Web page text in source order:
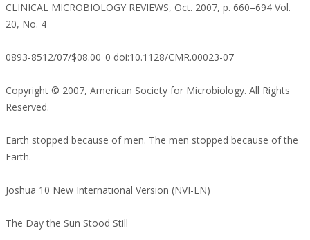
CLINICAL MICROBIOLOGY REVIEWS, Oct. 2007, p. 660–694 Vol.
20, No. 4
0893-8512/07/$08.00_0 doi:10.1128/CMR.00023-07
Copyright © 2007, American Society for Microbiology. All Rights
Reserved.
Earth stopped because of men. The men stopped because of the
Earth.
Joshua 10 New International Version (NVI-EN)
The Day the Sun Stood Still